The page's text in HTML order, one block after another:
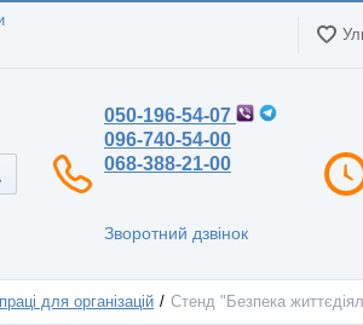
050-196-54-07
096-740-54-00
068-388-21-00
Зворотний дзвінок
для організацій Стенд "Безпека